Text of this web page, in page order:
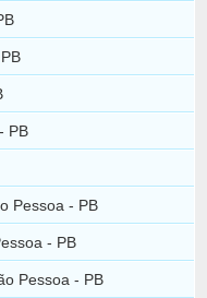
PB
Pessoa - PB
- PB
Pessoa - PB